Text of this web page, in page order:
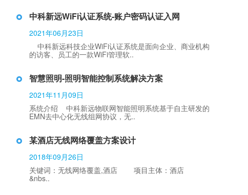
中科新远WiFi认证系统-账户密码认证入网
2021年06月23日
中科新远科技企业WiFi认证系统是面向企业、商业机构
的访客、员工的一款WiFi管理软..
智慧照明-照明智能控制系统解决方案
2021年11月09日
系统介绍 中科新远物联网智能照明系统基于自主研发的
EMN去中心化无线组网协议，无..
某酒店无线网络覆盖方案设计
2018年09月26日
关键词：无线网络覆盖,酒店 项目主体：酒店
&nbs..